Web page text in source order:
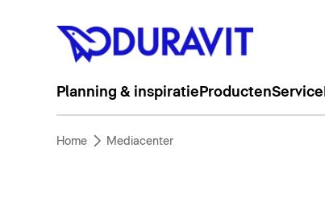
Planning & inspiratie ProductenService
Home Mediacenter